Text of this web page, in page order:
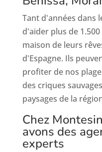
Tant d'années dans
d'aider plus de
maison de leurs
d'Espagne. Ils
profiter de nos
des criques
paysages de la
Chez
avons des
experts